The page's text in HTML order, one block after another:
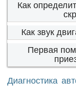
Как
Как звук
Первая
Диагностика